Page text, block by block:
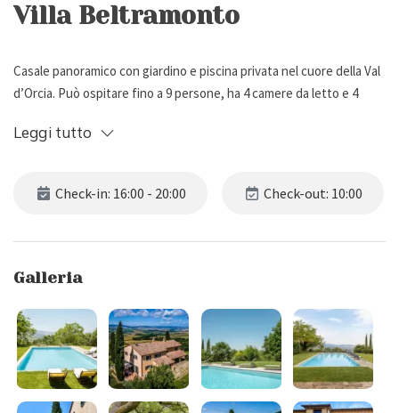
Villa Beltramonto
Casale panoramico con giardino e piscina privata nel cuore della Val
d’Orcia. Può ospitare fino a 9 persone, ha 4 camere da letto e 4
d’Orcia, riconosciuta Patrimonio Mondiale UNESCO, Villa
posizione privilegiata per chi desidera un soggiorno all’insegna del
relax, della natura e dell’autenticità toscana.
La proprietà è circondata da dolci colline, filari di cipressi e campi
coltivati, regalando viste mozzafiato che cambiano colore con il
passare delle stagioni e che incarnano l’essenza più autentica della
Leggi tutto
Check-in: 16:00 - 20:00 Check-out: 10:00
Galleria